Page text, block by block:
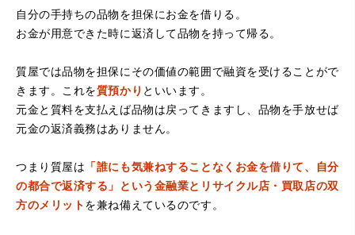
（大阪府堺市）電話対応の時からとても感じが良くて来店
でお世話になろうと思いました。ありがとうございまし
た。
自分の手持ちの品物を担保にお金を借りる。
お金が用意できた時に返済して品物を持って帰る。
質屋では品物を担保にその価値の範囲で融資を受けることがで
きます。これを質預かり といいます。
元金と質料を支払えば品物は戻ってきますし、品物を手放せば
元金の返済義務はありません。
つまり質屋は 「誰にも気兼ねすることなくお金を借りて、自分
の都合で返済する」という金融業とリサイクル店・買取店の双
方のメリットを兼ね備えているのです。